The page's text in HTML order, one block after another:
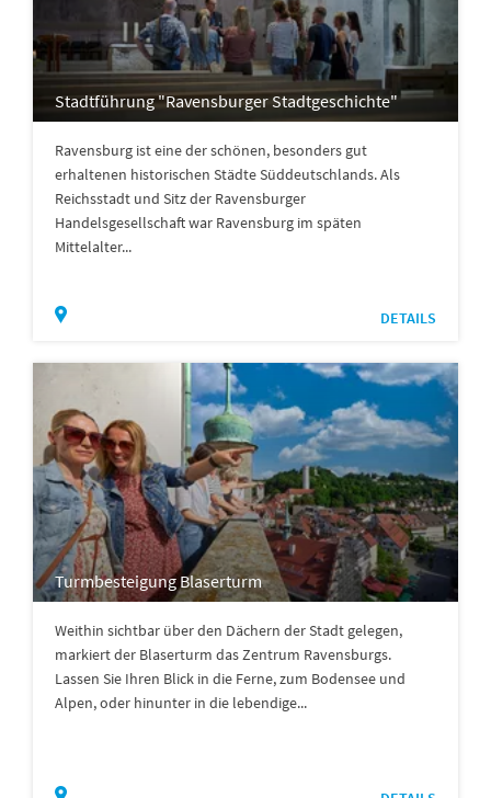
Stadtführung "Ravensburger Stadtgeschichte"
Ravensburg ist eine der schönen, besonders gut
erhaltenen historischen Städte Süddeutschlands. Als
Reichsstadt und Sitz der Ravensburger
Handelsgesellschaft war Ravensburg im späten
Mittelalter...
DETAILS
Turmbesteigung Blaserturm
Weithin sichtbar über den Dächern der Stadt gelegen,
markiert der Blaserturm das Zentrum Ravensburgs.
Lassen Sie Ihren Blick in die Ferne, zum Bodensee und
Alpen, oder hinunter in die lebendige...